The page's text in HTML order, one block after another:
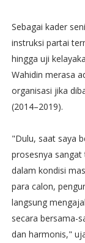
​Sebagai kader
instruksi partai
hingga uji
Wahidin merasa
organisasi jika
(2014–2019).
​"Dulu, saat saya
prosesnya sangat
dalam kondisi
para calon,
langsung
secara bersama-
dan harmonis,"